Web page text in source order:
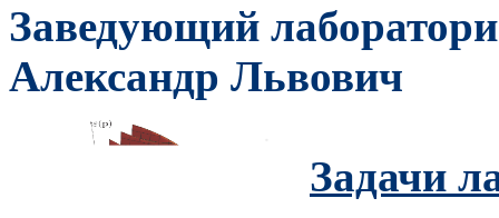
Заведующий
Александр Львович
Задачи